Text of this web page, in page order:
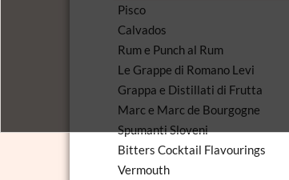
Pisco
Calvados
Rum e Punch al Rum
Le Grappe di Romano Levi
Grappa e Distillati di Frutta
Marc e Marc de Bourgogne
Spumanti Sloveni
Bitters Cocktail Flavourings
Vermouth